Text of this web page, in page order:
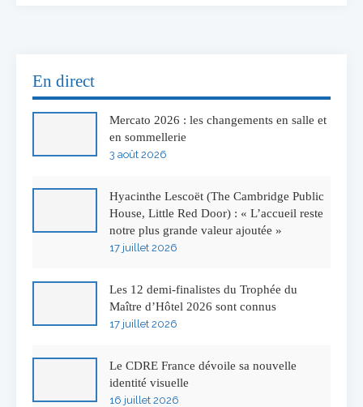
En direct
Mercato 2026 : les changements en salle et
en sommellerie
3 août 2026
Hyacinthe Lescoët (The Cambridge Public
House, Little Red Door) : « L’accueil reste
notre plus grande valeur ajoutée »
17 juillet 2026
Les 12 demi-finalistes du Trophée du
Maître d’Hôtel 2026 sont connus
17 juillet 2026
Le CDRE France dévoile sa nouvelle
identité visuelle
16 juillet 2026